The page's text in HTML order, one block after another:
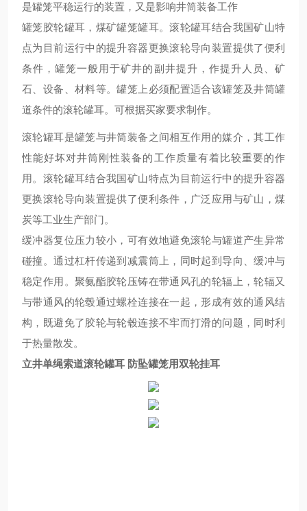
是罐笼平稳运行的装置，又是影响井筒装备工作
罐笼胶轮罐耳，煤矿罐笼罐耳。滚轮罐耳结合我国矿山特
点为目前运行中的提升容器更换滚轮导向装置提供了便利
条件，罐笼一般用于矿井的副井提升，作提升人员、矿
石、设备、材料等。罐笼上必须配置适合该罐笼及井筒罐
道条件的滚轮罐耳。可根据买家要求制作。
滚轮罐耳是罐笼与井筒装备之间相互作用的媒介，其工作
性能好坏对井筒刚性装备的工作质量有着比较重要的作
用。滚轮罐耳结合我国矿山特点为目前运行中的提升容器
更换滚轮导向装置提供了便利条件，广泛应用与矿山，煤
炭等工业生产部门。
缓冲器复位压力较小，可有效地避免滚轮与罐道产生异常
碰撞。通过杠杆传递到减震筒上，同时起到导向、缓冲与
稳定作用。聚氨酯胶轮压铸在带通风孔的轮辐上，轮辐又
与带通风的轮毂通过螺栓连接在一起，形成有效的通风结
构，既避免了胶轮与轮毂连接不牢而打滑的问题，同时利
于热量散发。
立井单绳索道滚轮罐耳 防坠罐笼用双轮挂耳